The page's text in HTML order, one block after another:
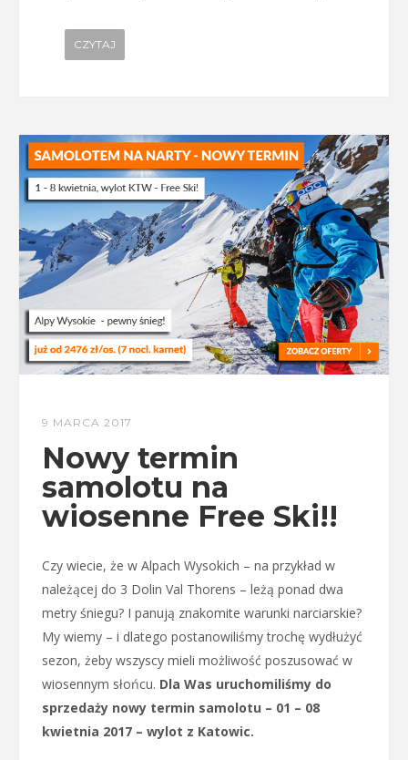
CZYTAJ
9 MARCA 2017
Nowy termin
samolotu na
wiosenne Free Ski!!
Czy wiecie, że w Alpach Wysokich – na przykład w
należącej do 3 Dolin Val Thorens – leżą ponad dwa
metry śniegu? I panują znakomite warunki narciarskie?
My wiemy – i dlatego postanowiliśmy trochę wydłużyć
sezon, żeby wszyscy mieli możliwość poszusować w
wiosennym słońcu. Dla Was uruchomiliśmy do
sprzedaży nowy termin samolotu – 01 – 08
kwietnia 2017 – wylot z Katowic.